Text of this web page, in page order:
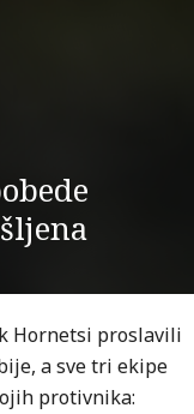
Hornetsi proslavili
a sve tri ekipe
protivnika: